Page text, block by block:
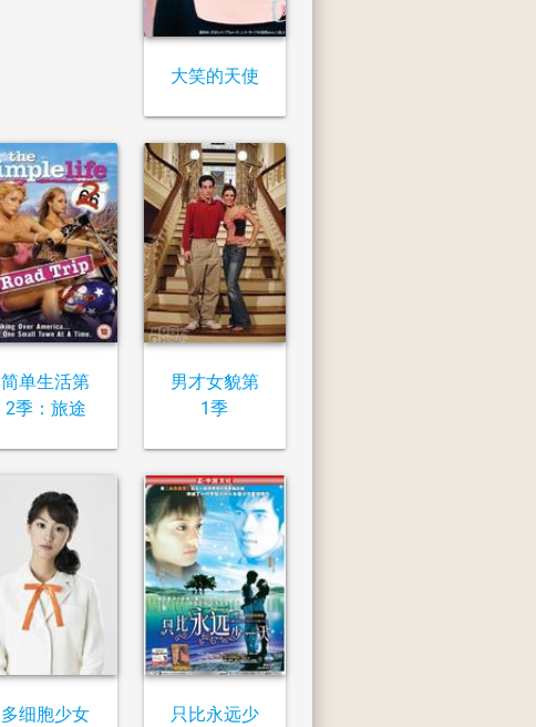
大笑的天使
简单生活第
2季：旅途
男才女貌第
1季
多细胞少女
只比永远少